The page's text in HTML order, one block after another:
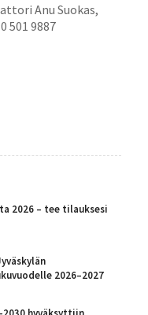
Anu Suokas,
501 9887
2026 – tee tilauksesi
2026–2027